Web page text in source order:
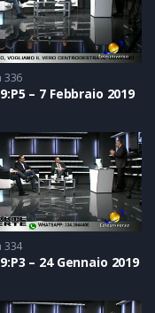
336
– 7 Febbraio 2019
334
– 24 Gennaio 2019